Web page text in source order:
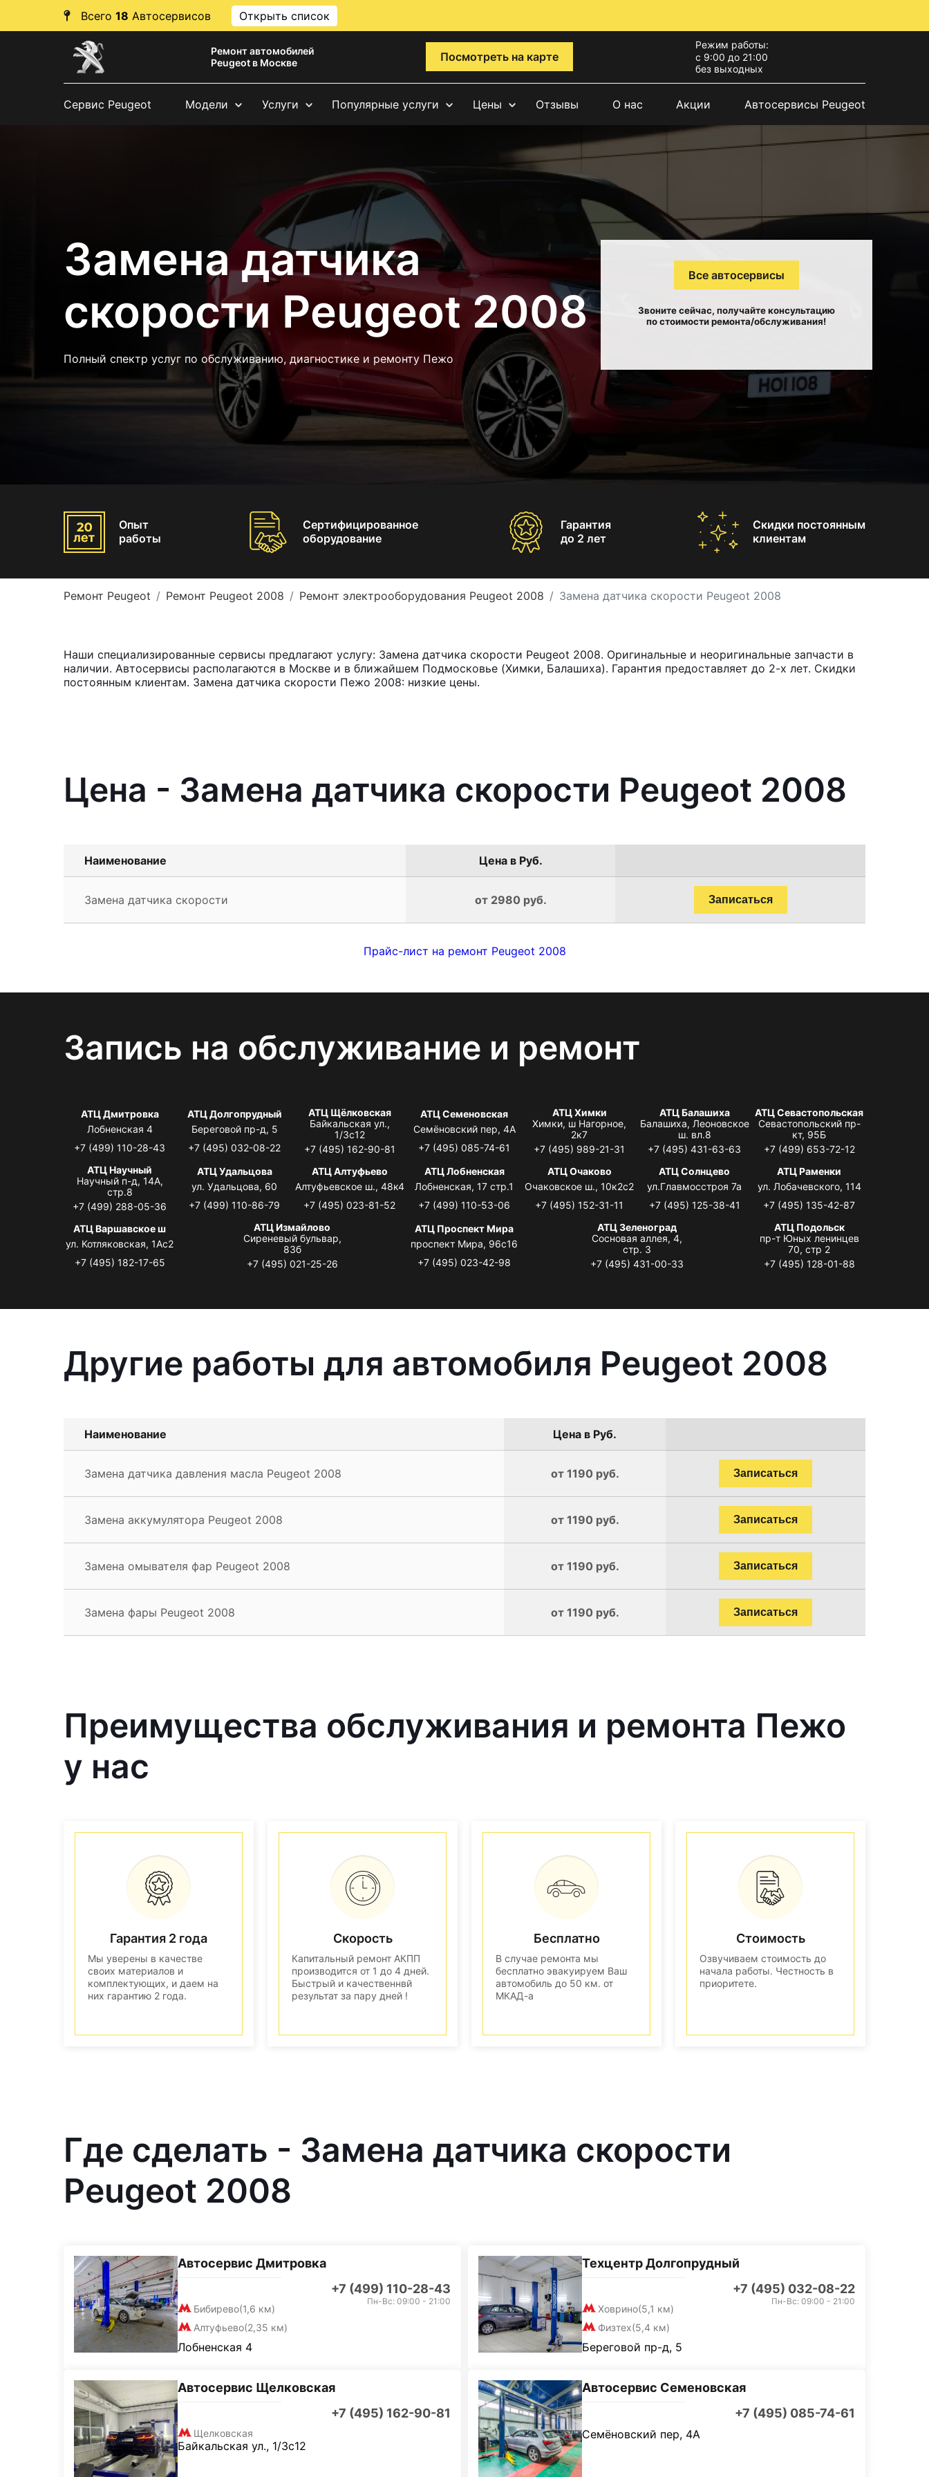
Всего 18 Автосервисов Открыть список
Ремонт автомобилей
Peugeot в Москве
Посмотреть на карте
Режим работы:
с 9:00 до 21:00
без выходных
Сервис Peugeot Модели Услуги Популярные услуги Цены Отзывы О нас Акции Автосервисы Peugeot
Замена датчика
скорости Peugeot 2008
Полный спектр услуг по обслуживанию, диагностике и ремонту Пежо
Все автосервисы
Звоните сейчас, получайте консультацию
по стоимости ремонта/обслуживания!
Опыт
работы
Сертифицированное
оборудование
Гарантия
до 2 лет
Скидки постоянным
клиентам
Ремонт Peugeot Ремонт Peugeot 2008 Ремонт электрооборудования Peugeot 2008 Замена датчика скорости Peugeot 2008
Наши специализированные сервисы предлагают услугу: Замена датчика скорости Peugeot 2008. Оригинальные и неоригинальные запчасти в
наличии. Автосервисы располагаются в Москве и в ближайшем Подмосковье (Химки, Балашиха). Гарантия предоставляет до 2-х лет. Скидки
постоянным клиентам. Замена датчика скорости Пежо 2008: низкие цены.
Цена - Замена датчика скорости Peugeot 2008
Наименование Цена в Руб.
Замена датчика скорости от 2980 руб. Записаться
Прайс-лист на ремонт Peugeot 2008
Запись на обслуживание и ремонт
АТЦ Дмитровка
Лобненская 4
+7 (499) 110-28-43
АТЦ Долгопрудный
Береговой пр-д, 5
+7 (495) 032-08-22
АТЦ Щёлковская
Байкальская ул.,
1/3с12
+7 (495) 162-90-81
АТЦ Семеновская
Семёновский пер, 4А
+7 (495) 085-74-61
АТЦ Химки
Химки, ш Нагорное,
2к7
+7 (495) 989-21-31
АТЦ Балашиха
Балашиха, Леоновское
ш. вл.8
+7 (495) 431-63-63
АТЦ Севастопольская
Севастопольский пр-
кт, 95Б
+7 (499) 653-72-12
АТЦ Научный
Научный п-д, 14А,
стр.8
+7 (499) 288-05-36
АТЦ Удальцова
ул. Удальцова, 60
+7 (499) 110-86-79
АТЦ Алтуфьево
Алтуфьевское ш., 48к4
+7 (495) 023-81-52
АТЦ Лобненская
Лобненская, 17 стр.1
+7 (499) 110-53-06
АТЦ Очаково
Очаковское ш., 10к2с2
+7 (495) 152-31-11
АТЦ Солнцево
ул.Главмосстроя 7а
+7 (495) 125-38-41
АТЦ Раменки
ул. Лобачевского, 114
+7 (495) 135-42-87
АТЦ Варшавское ш
ул. Котляковская, 1Ас2
+7 (495) 182-17-65
АТЦ Измайлово
Сиреневый бульвар,
83б
+7 (495) 021-25-26
АТЦ Проспект Мира
проспект Мира, 96с16
+7 (495) 023-42-98
АТЦ Зеленоград
Сосновая аллея, 4,
стр. 3
+7 (495) 431-00-33
АТЦ Подольск
пр-т Юных ленинцев
70, стр 2
+7 (495) 128-01-88
Другие работы для автомобиля Peugeot 2008
Наименование Цена в Руб.
Замена датчика давления масла Peugeot 2008 от 1190 руб. Записаться
Замена аккумулятора Peugeot 2008 от 1190 руб. Записаться
Замена омывателя фар Peugeot 2008 от 1190 руб. Записаться
Замена фары Peugeot 2008 от 1190 руб. Записаться
Преимущества обслуживания и ремонта Пежо
у нас
Гарантия 2 года
Мы уверены в качестве
своих материалов и
комплектующих, и даем на
них гарантию 2 года.
Скорость
Капитальный ремонт АКПП
производится от 1 до 4 дней.
Быстрый и качественнвй
результат за пару дней !
Бесплатно
В случае ремонта мы
бесплатно эвакуируем Ваш
автомобиль до 50 км. от
МКАД-а
Стоимость
Озвучиваем стоимость до
начала работы. Честность в
приоритете.
Где сделать - Замена датчика скорости
Peugeot 2008
Автосервис Дмитровка
+7 (499) 110-28-43
Бибирево(1,6 км)
Алтуфьево(2,35 км)
Пн-Вс: 09:00 - 21:00
Лобненская 4
Техцентр Долгопрудный
+7 (495) 032-08-22
Ховрино(5,1 км)
Физтех(5,4 км)
Пн-Вс: 09:00 - 21:00
Береговой пр-д, 5
Автосервис Щелковская
+7 (495) 162-90-81
Щелковская
Байкальская ул., 1/3с12
Автосервис Семеновская
+7 (495) 085-74-61
Семёновский пер, 4А